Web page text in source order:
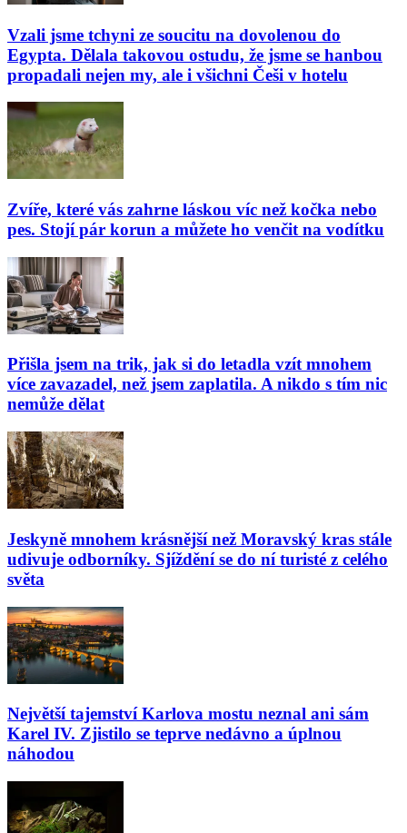
Vzali jsme tchyni ze soucitu na dovolenou do
Egypta. Dělala takovou ostudu, že jsme se hanbou
propadali nejen my, ale i všichni Češi v hotelu
Zvíře, které vás zahrne láskou víc než kočka nebo
pes. Stojí pár korun a můžete ho venčit na vodítku
Přišla jsem na trik, jak si do letadla vzít mnohem
více zavazadel, než jsem zaplatila. A nikdo s tím nic
nemůže dělat
Jeskyně mnohem krásnější než Moravský kras stále
udivuje odborníky. Sjíždění se do ní turisté z celého
světa
Největší tajemství Karlova mostu neznal ani sám
Karel IV. Zjistilo se teprve nedávno a úplnou
náhodou